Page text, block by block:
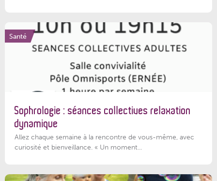
Santé
Sophrologie : séances collectives relaxation
dynamique
Allez chaque semaine à la rencontre de vous-même, avec
curiosité et bienveillance. « Un moment...